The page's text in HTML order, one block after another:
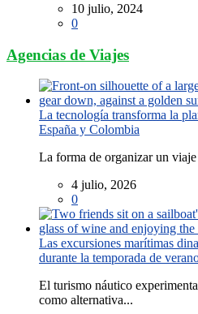
10 julio, 2024
0
Agencias de Viajes
La tecnología transforma la
España y Colombia
La forma de organizar un
4 julio, 2026
0
Las excursiones marítimas
durante la temporada de
El turismo náutico
como alternativa...